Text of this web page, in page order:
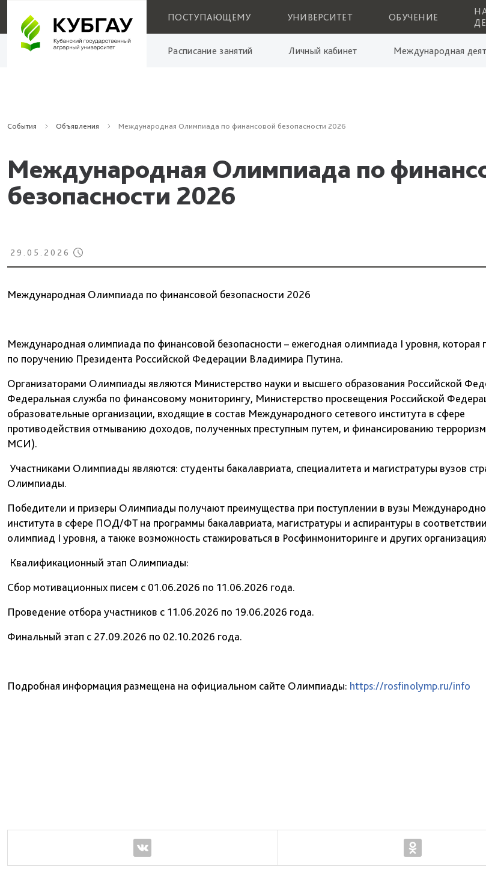
ПОСТУПАЮЩЕМУ УНИВЕРСИТЕТ ОБУЧЕНИЕ
Расписание занятий Личный кабинет Международная
События Объявления Международная Олимпиада по финансовой безопасности 2026
Международная Олимпиада по
безопасности 2026
29.05.2026
Международная Олимпиада по финансовой безопасности 2026
Международная олимпиада по финансовой безопасности – ежегодная олимпиада I уровня, которая
по поручению Президента Российской Федерации Владимира Путина.
Организаторами Олимпиады являются Министерство науки и высшего образования Российской
Федеральная служба по финансовому мониторингу, Министерство просвещения Российской
образовательные организации, входящие в состав Международного сетевого института в сфере
противодействия отмыванию доходов, полученных преступным путем, и финансированию
МСИ).
Участниками Олимпиады являются: студенты бакалавриата, специалитета и магистратуры вузов
Олимпиады.
Победители и призеры Олимпиады получают преимущества при поступлении в вузы
института в сфере ПОД/ФТ на программы бакалавриата, магистратуры и аспирантуры в
олимпиад I уровня, а также возможность стажироваться в Росфинмониторинге и других
Квалификационный этап Олимпиады:
Сбор мотивационных писем с 01.06.2026 по 11.06.2026 года.
Проведение отбора участников с 11.06.2026 по 19.06.2026 года.
Финальный этап с 27.09.2026 по 02.10.2026 года.
Подробная информация размещена на официальном сайте Олимпиады: https://rosfinolymp.ru/info